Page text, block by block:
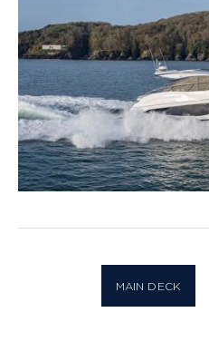
VISITE VIRTUELLE
25
MAIN DECK